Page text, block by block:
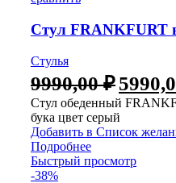
Стул FRANKFURT
Стулья
9990,00₽
Стул обеденный
бука цвет серый
Добавить в Список
Подробнее
Быстрый просмотр
-38%